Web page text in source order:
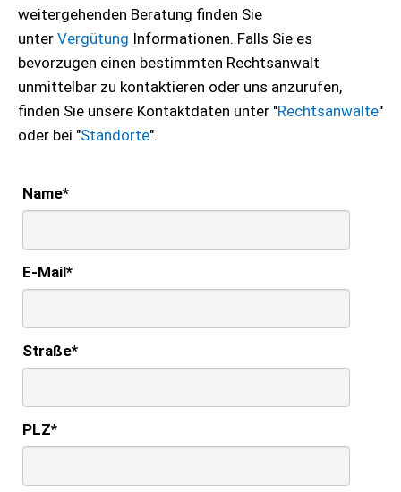
weitergehenden Beratung finden Sie
unter Vergütung Informationen. Falls Sie es
bevorzugen einen bestimmten Rechtsanwalt
unmittelbar zu kontaktieren oder uns anzurufen,
finden Sie unsere Kontaktdaten unter "Rechtsanwälte"
oder bei "Standorte".
Name*
E-Mail*
Straße*
PLZ*